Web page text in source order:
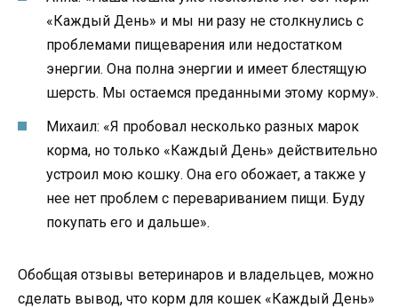
«Каждый День» и мы ни разу не столкнулись с
проблемами пищеварения или недостатком
энергии. Она полна энергии и имеет блестящую
шерсть. Мы остаемся преданными этому корму».
Михаил: «Я пробовал несколько разных марок
корма, но только «Каждый День» действительно
устроил мою кошку. Она его обожает, а также у
нее нет проблем с перевариванием пищи. Буду
покупать его и дальше».
Обобщая отзывы ветеринаров и владельцев, можно
сделать вывод, что корм для кошек «Каждый День»